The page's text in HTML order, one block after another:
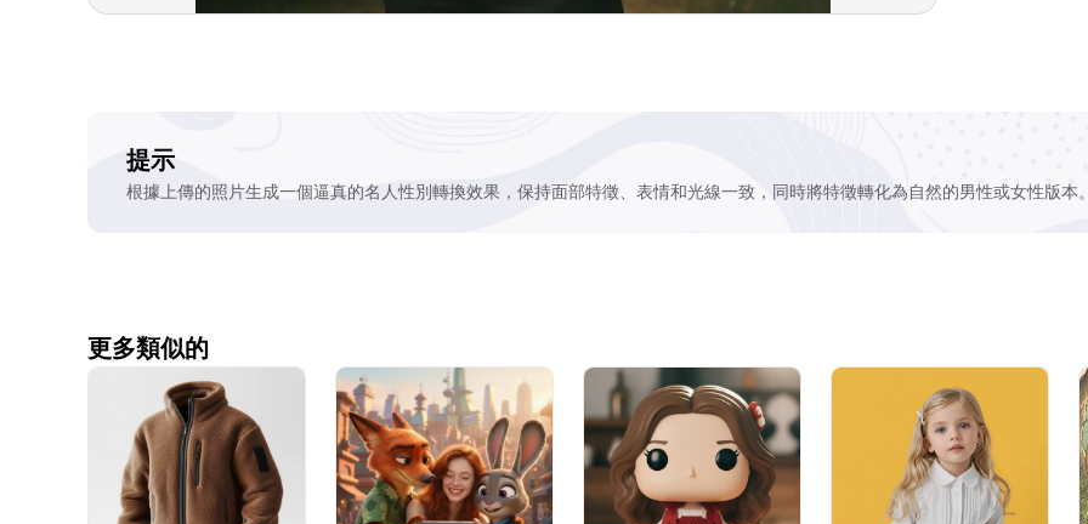
提示
根據上傳的照片生成一個逼真的名人性別轉換效果，保持面部特徵、表情和光線一致，同時將特徵轉化為自然的男性或女性版本
更多類似的